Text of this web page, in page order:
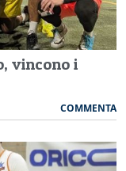
vincono i
COMMENTA